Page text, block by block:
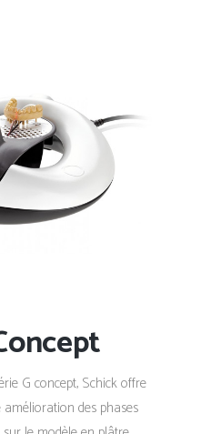
G concept, Schick offre
des phases